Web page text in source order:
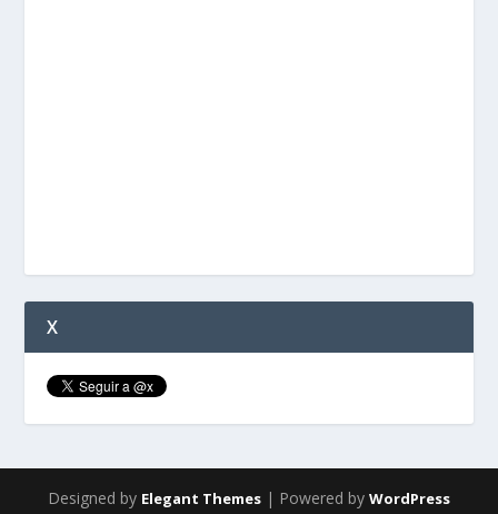
X
Designed by Elegant Themes | Powered by WordPress